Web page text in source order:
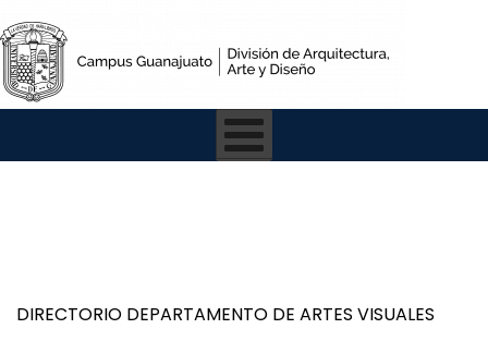
DIRECTORIO DEPARTAMENTO DE ARTES VISUALES